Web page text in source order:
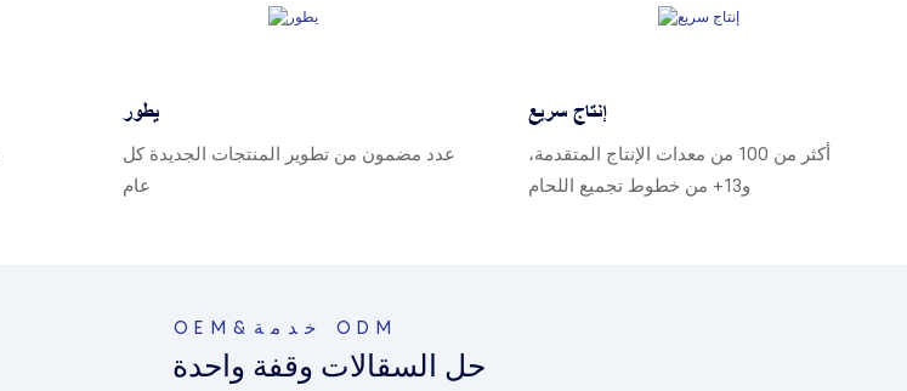
يطور
عدد مضمون من تطوير المنتجات الجديدة كل
عام
إنتاج سريع
أكثر من 100 من معدات الإنتاج المتقدمة،
و13+ من خطوط تجميع اللحام
OEM&خدمة ODM
حل السقالات وقفة واحدة